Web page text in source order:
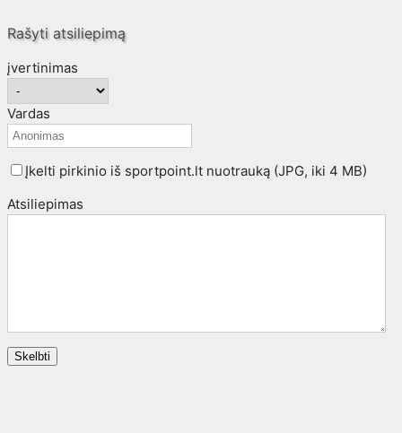
Rašyti atsiliepimą
įvertinimas
Vardas
Įkelti pirkinio iš sportpoint.lt nuotrauką (JPG, iki 4 MB)
Atsiliepimas